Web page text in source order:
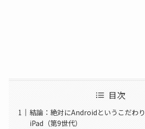
目次
結論：絶対にAndroidというこだわ
iPad（第9世代）